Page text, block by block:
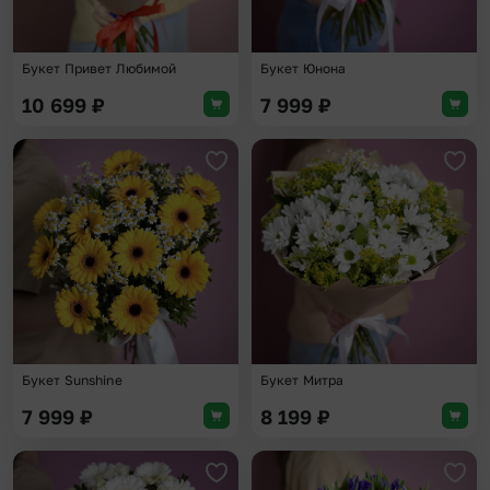
Букет Привет Любимой
10 699 ₽
Букет Юнона
7 999 ₽
Добавить в избранное
Букет Sunshine
7 999 ₽
Букет Митра
8 199 ₽